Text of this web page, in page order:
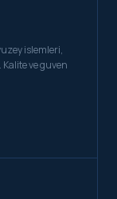
islemleri,
ve guven